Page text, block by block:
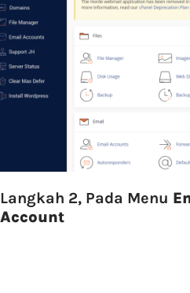
Langkah 2, Pada Menu
Account